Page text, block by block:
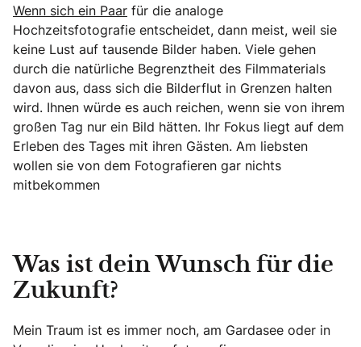
Wenn sich ein Paar für die analoge
Hochzeitsfotografie entscheidet, dann meist, weil sie
keine Lust auf tausende Bilder haben. Viele gehen
durch die natürliche Begrenztheit des Filmmaterials
davon aus, dass sich die Bilderflut in Grenzen halten
wird. Ihnen würde es auch reichen, wenn sie von ihrem
großen Tag nur ein Bild hätten. Ihr Fokus liegt auf dem
Erleben des Tages mit ihren Gästen. Am liebsten
wollen sie von dem Fotografieren gar nichts
mitbekommen
Was ist dein Wunsch für die
Zukunft?
Mein Traum ist es immer noch, am Gardasee oder in